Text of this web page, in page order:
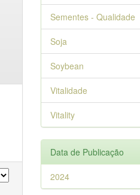
Sementes - Qualidade
Soja
Soybean
Vitalidade
Vitality
Data de Publicação
2024